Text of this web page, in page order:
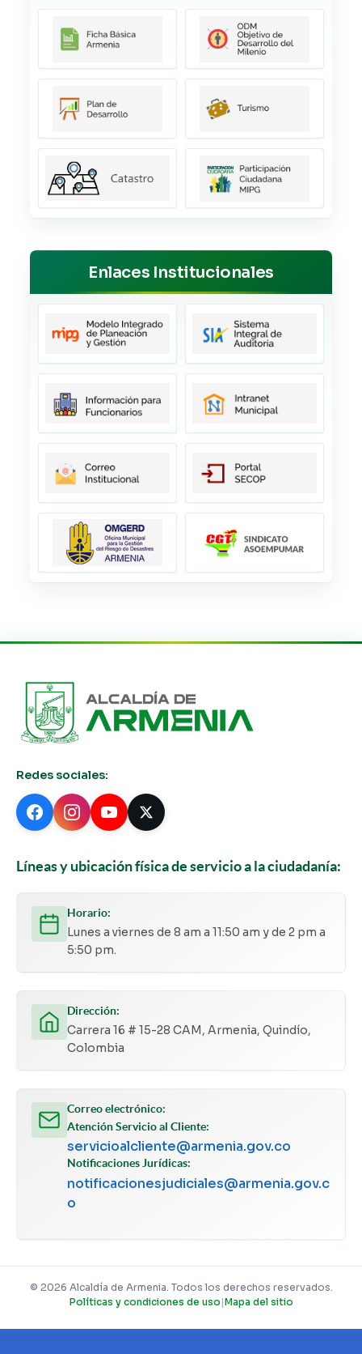
Enlaces Institucionales
Redes sociales:
Líneas y ubicación física de servicio a la ciudadanía:
Horario:
Lunes a viernes de 8 am a 11:50 am y de 2 pm a
5:50 pm.
Dirección:
Carrera 16 # 15-28 CAM, Armenia, Quindío,
Colombia
Correo electrónico:
Atención Servicio al Cliente:
servicioalcliente@armenia.gov.co
Notificaciones Jurídicas:
notificacionesjudiciales@armenia.gov.c
o
© 2026 Alcaldía de Armenia. Todos los derechos reservados.
Políticas y condiciones de uso |Mapa del sitio